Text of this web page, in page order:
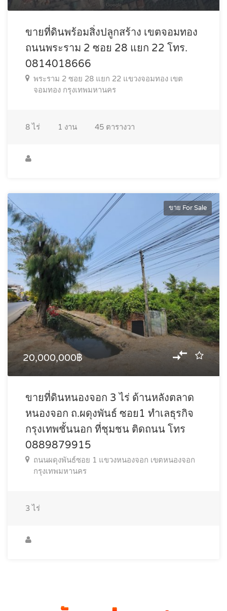
ขายที่ดินพร้อมสิ่งปลูกสร้าง เขตจอมทอง
ถนนพระราม 2 ซอย 28 แยก 22 โทร.
0814018666
พระราม 2 ซอย 28 แยก 22 แขวงจอมทอง เขต
จอมทอง กรุงเทพมหานคร
8ไร่ 1 งาน 45 ตารางวา
ขาย For Sale
20,000,000฿
ขายที่ดินหนองจอก 3 ไร่ ด้านหลังตลาด
หนองจอก ถ.ผดุงพันธ์ ซอย1 ทำเลธุรกิจ
กรุงเทพชั้นนอก ที่ชุมชน ติดถนน โทร
0889879915
ถนนผดุงพันธ์ซอย 1 แขวงหนองจอก เขตหนองจอก
กรุงเทพมหานคร
3ไร่